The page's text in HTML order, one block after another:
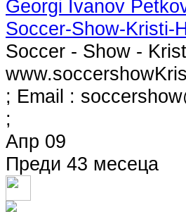
Georgi Ivanov
Soccer-Show-Kristi-
Soccer - Show -
; Email :
;
Апр 09
Преди 43 месеца